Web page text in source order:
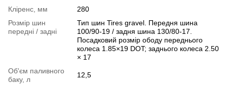
Кліренс, мм
280
Розмір шин
передні / задні
Тип шин Tires gravel. Передня шина
100/90-19 / задня шина 130/80-17.
Посадковий розмір ободу переднього
колеса 1.85×19 DOT; заднього колеса 2.50
× 17
Об'єм паливного
баку, л
12,5